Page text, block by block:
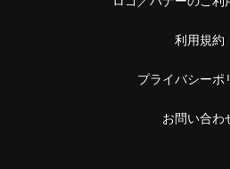
利用規約
プライバシーポ
お問い合わ